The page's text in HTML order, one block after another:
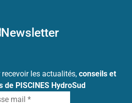
Newsletter
les actualités, conseils et
de PISCINES HydroSud